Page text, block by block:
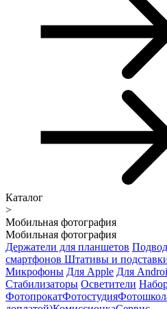
Каталог
>
Мобильная фотография
Мобильная фотография
Держатели для планшетов
смартфонов Штативы и
Микрофоны Для Apple Для
Стабилизаторы Осветители
ФотопрокатФотостудия